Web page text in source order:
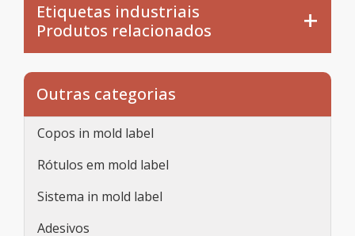
Etiquetas industriais
Produtos relacionados
Outras categorias
Copos in mold label
Rótulos em mold label
Sistema in mold label
Adesivos